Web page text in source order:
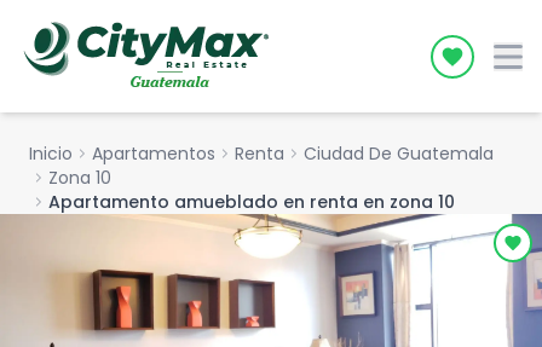
Icon
Inicio chevron_right Apartamentos chevron_right Renta chevron_right Ciudad De Guatemala
chevron_right Zona 10
chevron_right Apartamento amueblado en renta en zona 10